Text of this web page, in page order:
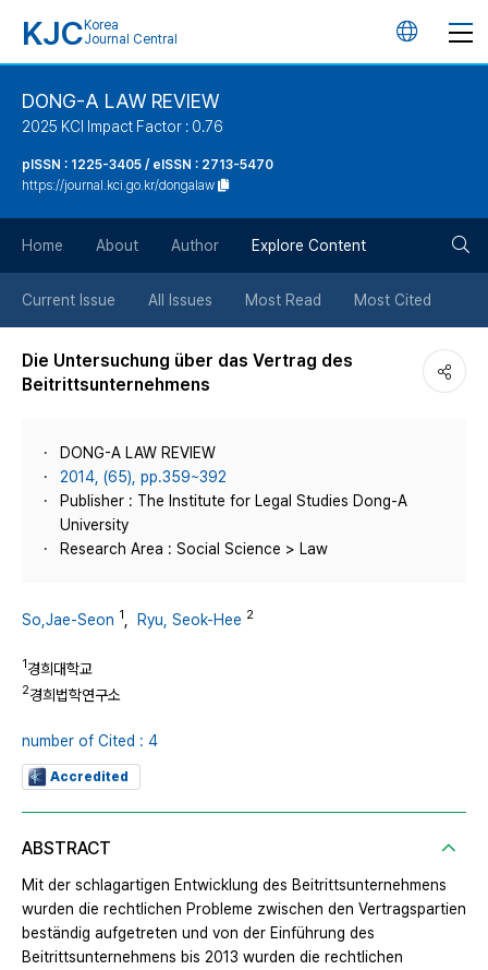
KJC Korea
Journal Central
언
튼
DONG-A LAW REVIEW
2025 KCI Impact Factor : 0.76
pISSN : 1225-3405 / eISSN : 2713-5470
https://journal.kci.go.kr/dongalaw
Home About Author Explore Content
Current Issue All Issues Most Read Most Cited
Die Untersuchung über das Vertrag des
Beitrittsunternehmens
DONG-A LAW REVIEW
2014, (65), pp.359~392
Publisher : The Institute for Legal Studies Dong-A
University
Research Area : Social Science > Law
So,Jae-Seon 1 Ryu, Seok-Hee 2
1경희대학교
2경희법학연구소
number of Cited : 4
Accredited
ABSTRACT
Mit der schlagartigen Entwicklung des Beitrittsunternehmens
wurden die rechtlichen Probleme zwischen den Vertragspartien
beständig aufgetreten und von der Einführung des
Beitrittsunternehmens bis 2013 wurden die rechtlichen